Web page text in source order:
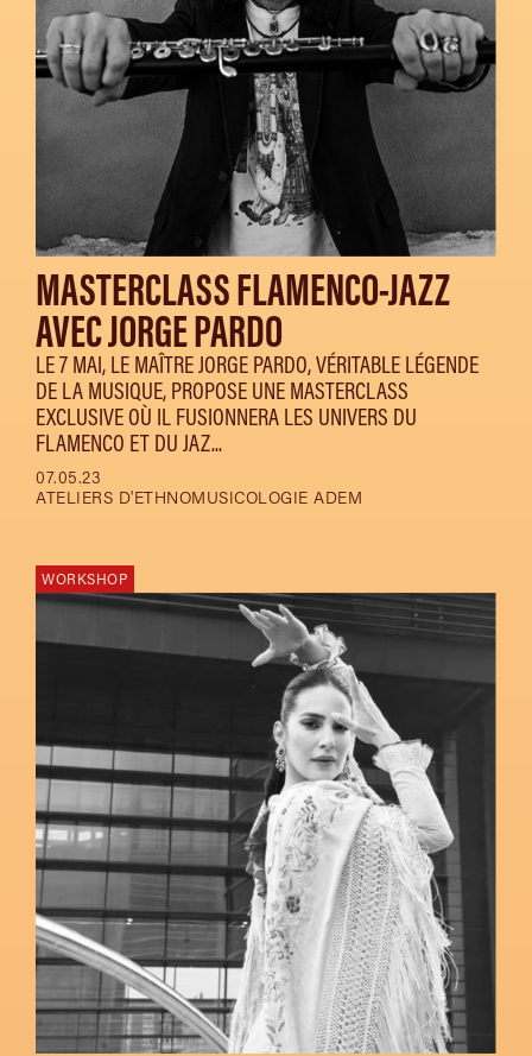
MASTERCLASS FLAMENCO-JAZZ
AVEC JORGE PARDO
LE 7 MAI, LE MAÎTRE JORGE PARDO, VÉRITABLE LÉGENDE
DE LA MUSIQUE, PROPOSE UNE MASTERCLASS
EXCLUSIVE OÙ IL FUSIONNERA LES UNIVERS DU
FLAMENCO ET DU JAZ...
07.05.23
ATELIERS D'ETHNOMUSICOLOGIE ADEM
WORKSHOP